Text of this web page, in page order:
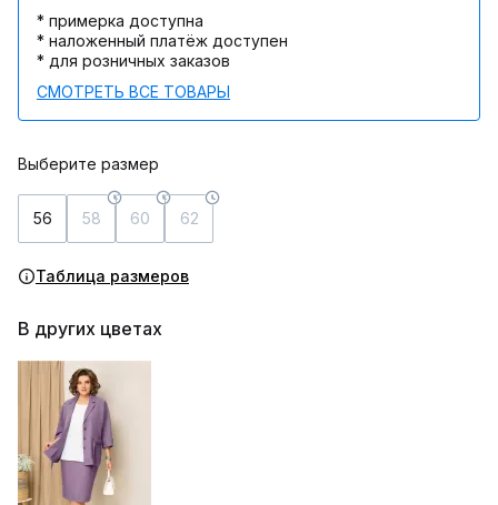
* примерка доступна
* наложенный платёж доступен
* для розничных заказов
СМОТРЕТЬ ВСЕ ТОВАРЫ
Выберите размер
56 58 60 62
Таблица размеров
В других цветах